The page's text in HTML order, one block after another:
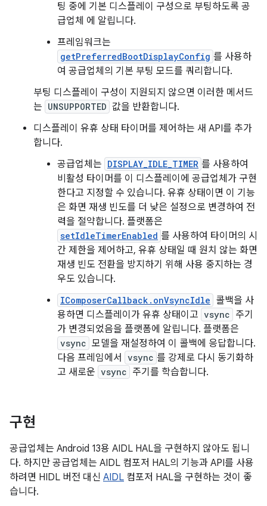
팅 중에 기본 디스플레이 구성으로 부팅하도록 공
급업체 에 알립니다.
프레임워크는
getPreferredBootDisplayConfig 를 사용하
여 공급업체의 기본 부팅 모드를 쿼리합니다.
부팅 디스플레이 구성이 지원되지 않으면 이러한 메서드
는 UNSUPPORTED 값을 반환합니다.
디스플레이 유휴 상태 타이머를 제어하는 새 API를 추가
합니다.
공급업체는 DISPLAY_IDLE_TIMER 를 사용하여
비활성 타이머를 이 디스플레이에 공급업체가 구현
한다고 지정할 수 있습니다. 유휴 상태이면 이 기능
은 화면 재생 빈도를 더 낮은 설정으로 변경하여 전
력을 절약합니다. 플랫폼은
setIdleTimerEnabled 를 사용하여 타이머의 시
간 제한을 제어하고, 유휴 상태일 때 원치 않는 화면
재생 빈도 전환을 방지하기 위해 사용 중지하는 경
우도 있습니다.
IComposerCallback.onVsyncIdle 콜백을 사
용하면 디스플레이가 유휴 상태이고 vsync 주기
가 변경되었음을 플랫폼에 알립니다. 플랫폼은
vsync 모델을 재설정하여 이 콜백에 응답합니다.
다음 프레임에서
vsync 를 강제로 다시 동기화하
고 새로운 vsync 주기를 학습합니다.
구현
공급업체는 Android 13용 AIDL HAL을 구현하지 않아도 됩니
다. 하지만 공급업체는 AIDL 컴포저 HAL의 기능과 API를 사용
하려면 HIDL 버전 대신 AIDL 컴포저 HAL을 구현하는 것이 좋
습니다.